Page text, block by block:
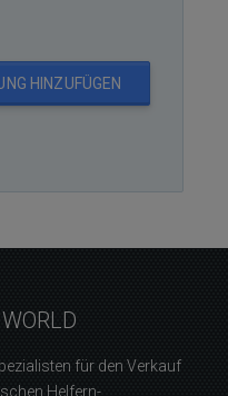
HINZUFÜGEN
für den Verkauf
Helfern-